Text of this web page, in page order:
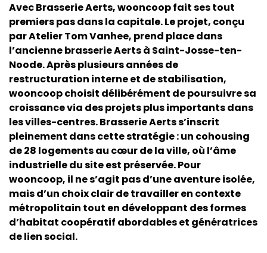
Avec Brasserie Aerts, wooncoop fait ses tout
premiers pas dans la capitale. Le projet, conçu
par Atelier Tom Vanhee, prend place dans
l’ancienne brasserie Aerts à Saint-Josse-ten-
Noode. Après plusieurs années de
restructuration interne et de stabilisation,
wooncoop choisit délibérément de poursuivre sa
croissance via des projets plus importants dans
les villes-centres. Brasserie Aerts s’inscrit
pleinement dans cette stratégie : un cohousing
de 28 logements au cœur de la ville, où l’âme
industrielle du site est préservée. Pour
wooncoop, il ne s’agit pas d’une aventure isolée,
mais d’un choix clair de travailler en contexte
métropolitain tout en développant des formes
d’habitat coopératif abordables et génératrices
de lien social.